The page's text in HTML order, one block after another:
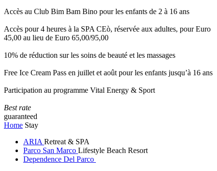
Accès au Club Bim Bam Bino pour les enfants de 2 à 16 ans
Accès pour 4 heures à la SPA CEò, réservée aux adultes, pour Euro
45,00 au lieu de Euro 65,00/95,00
10% de réduction sur les soins de beauté et les massages
Free Ice Cream Pass en juillet et août pour les enfants jusqu’à 16 ans
Participation au programme Vital Energy & Sport
Best rate
guaranteed
Home Stay
ARIA Retreat & SPA
Parco San Marco Lifestyle Beach Resort
Dependence Del Parco